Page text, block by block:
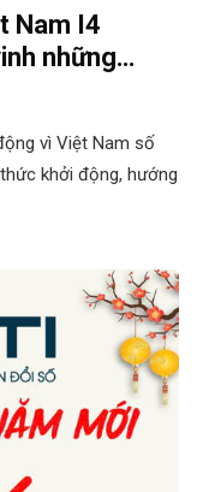
Nam I4
những
cho hệ
vì Việt Nam số
khởi động, hướng